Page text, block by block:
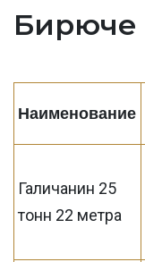
Бирюче
Наименование
Галичанин 25
тонн 22 метра